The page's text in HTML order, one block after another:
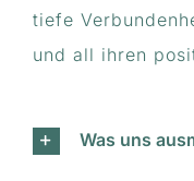
tiefe
und all ihren
Was uns